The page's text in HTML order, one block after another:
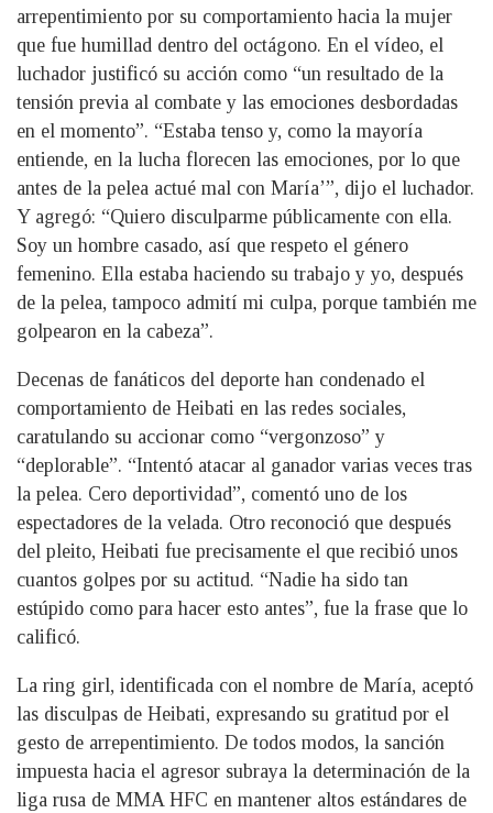
arrepentimiento por su comportamiento hacia la mujer
que fue humillad dentro del octágono. En el vídeo, el
luchador justificó su acción como “un resultado de la
tensión previa al combate y las emociones desbordadas
en el momento”. “Estaba tenso y, como la mayoría
entiende, en la lucha florecen las emociones, por lo que
antes de la pelea actué mal con María’”, dijo el luchador.
Y agregó: “Quiero disculparme públicamente con ella.
Soy un hombre casado, así que respeto el género
femenino. Ella estaba haciendo su trabajo y yo, después
de la pelea, tampoco admití mi culpa, porque también me
golpearon en la cabeza”.
Decenas de fanáticos del deporte han condenado el
comportamiento de Heibati en las redes sociales,
caratulando su accionar como “vergonzoso” y
“deplorable”. “Intentó atacar al ganador varias veces tras
la pelea. Cero deportividad”, comentó uno de los
espectadores de la velada. Otro reconoció que después
del pleito, Heibati fue precisamente el que recibió unos
cuantos golpes por su actitud. “Nadie ha sido tan
estúpido como para hacer esto antes”, fue la frase que lo
calificó.
La ring girl, identificada con el nombre de María, aceptó
las disculpas de Heibati, expresando su gratitud por el
gesto de arrepentimiento. De todos modos, la sanción
impuesta hacia el agresor subraya la determinación de la
liga rusa de MMA HFC en mantener altos estándares de